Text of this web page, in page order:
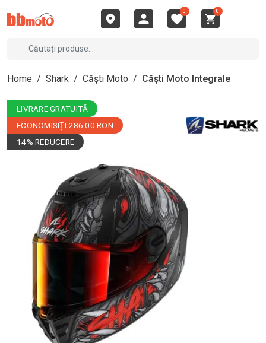
0 0
Home / Shark / Căști Moto / Căști Moto Integrale
LIVRARE GRATUITĂ
ECONOMISIȚI 286.00 RON
14% REDUCERE